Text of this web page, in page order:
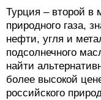
Турция – второй в
природного газа,
нефти, угля и
подсолнечного
найти
более высокой
российского